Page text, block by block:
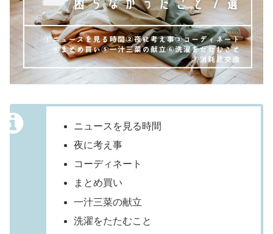
ニュースを見る時間
夜に考え事
コーディネート
まとめ買い
一汁三菜の献立
洗濯をたたむこと